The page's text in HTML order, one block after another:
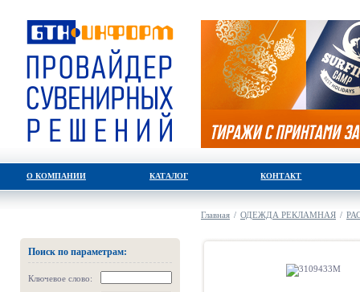
О КОМПАНИИ КАТАЛОГ КОНТАКТ
Поиск по параметрам:
Ключевое слово:
Главная / ОДЕЖДА РЕКЛАМНАЯ /